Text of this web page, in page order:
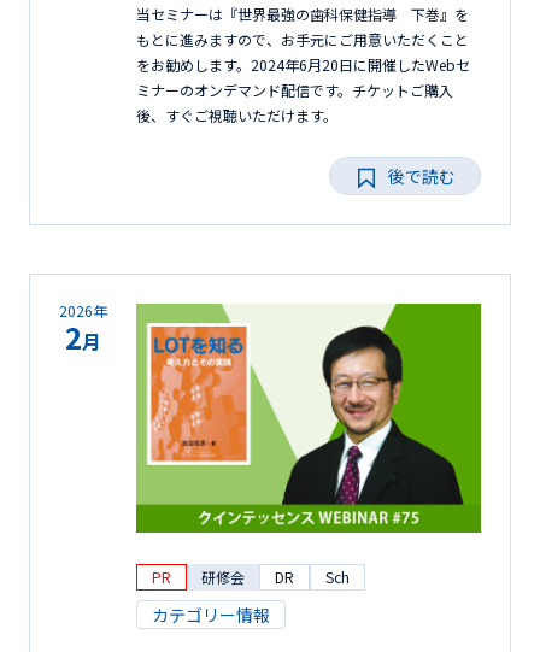
当セミナーは『世界最強の歯科保健指導 下巻』を
もとに進みますので、お手元にご用意いただくこと
をお勧めします。2024年6月20日に開催したWebセ
ミナーのオンデマンド配信です。チケットご購入
後、すぐご視聴いただけます。
後で読む
2026年
2月
PR 研修会 DR Sch
カテゴリー情報